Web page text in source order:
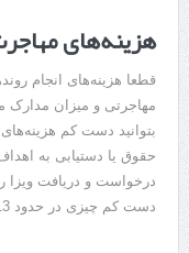
هزینه‌های
قطعا هزینه‌های انجام
مهاجرتی و میزان مدارک
بتوانید دست کم هزینه‌های
حقوق یا دستیابی به
درخواست و دریافت ویزا
دست کم چیزی در حدود 13 هزار دلار برای این مراحل کنار بگذارید.